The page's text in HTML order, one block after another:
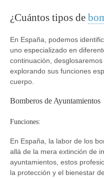
¿Cuántos tipos de
En España, podemos
uno especializado en
continuación,
explorando sus funciones
cuerpo.
Bomberos de Ayuntamientos
Funciones:
En España, la labor de los
allá de la mera extinción de
ayuntamientos, estos
la protección y el bienestar